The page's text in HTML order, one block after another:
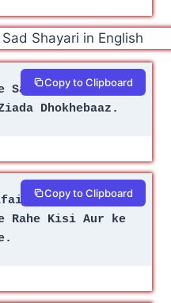
Ziada Aas
Dhokhebaaz.
Copy to Clipboard
Ki Had Dosto
Rahe Kisi Aur ke
Copy to Clipboard